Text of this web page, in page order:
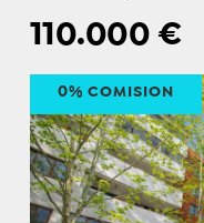
110.000 €
0% COMISION